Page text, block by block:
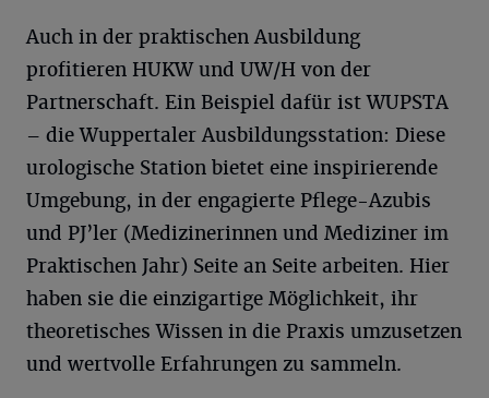
Auch in der praktischen Ausbildung
profitieren HUKW und UW/H von der
Partnerschaft. Ein Beispiel dafür ist WUPSTA
– die Wuppertaler Ausbildungsstation: Diese
urologische Station bietet eine inspirierende
Umgebung, in der engagierte Pflege-Azubis
und PJ’ler (Medizinerinnen und Mediziner im
Praktischen Jahr) Seite an Seite arbeiten. Hier
haben sie die einzigartige Möglichkeit, ihr
theoretisches Wissen in die Praxis umzusetzen
und wertvolle Erfahrungen zu sammeln.